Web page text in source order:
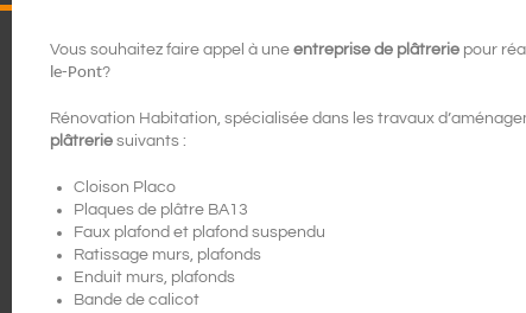
Vous souhaitez faire appel à une entreprise de plâtrerie pour
le-Pont?
Rénovation Habitation, spécialisée dans les travaux
plâtrerie suivants :
Cloison Placo
Plaques de plâtre BA13
Faux plafond et plafond suspendu
Ratissage murs, plafonds
Enduit murs, plafonds
Bande de calicot